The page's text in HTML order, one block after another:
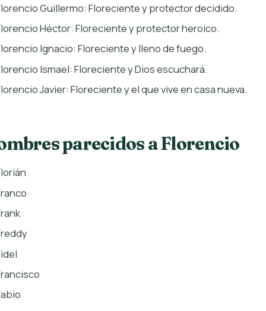
Guillermo: Floreciente y protector decidido.
Héctor: Floreciente y protector heroico.
Ignacio: Floreciente y lleno de fuego.
Ismael: Floreciente y Dios escuchará.
Javier: Floreciente y el que vive en casa nueva.
parecidos a Florencio